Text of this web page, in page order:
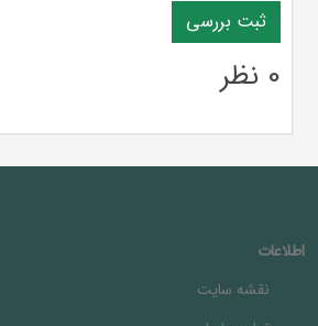
0 نظر
اطلاعات
نقشه سایت